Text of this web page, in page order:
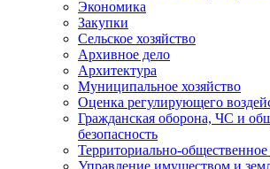
Экономика
Закупки
Сельское хозяйство
Архивное дело
Архитектура
Муниципальное хозяйство
Оценка регулирующего
Гражданская оборона, ЧС и
безопасность
Территориально-